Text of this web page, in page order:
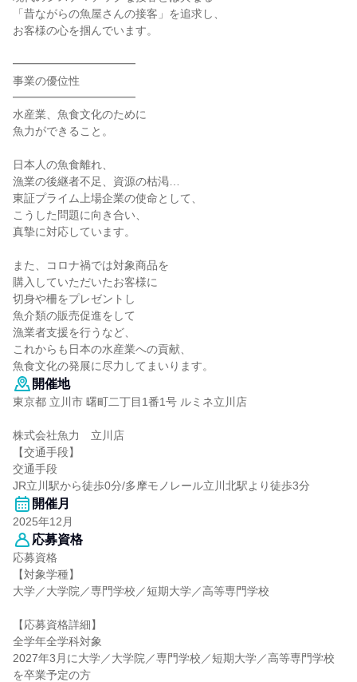
「昔ながらの魚屋さんの接客」を追求し、
お客様の心を掴んでいます。
━━━━━━━━━━━
事業の優位性
━━━━━━━━━━━
水産業、魚食文化のために
魚力ができること。
日本人の魚食離れ、
漁業の後継者不足、資源の枯渇…
東証プライム上場企業の使命として、
こうした問題に向き合い、
真摯に対応しています。
また、コロナ禍では対象商品を
購入していただいたお客様に
切身や柵をプレゼントし
魚介類の販売促進をして
漁業者支援を行うなど、
これからも日本の水産業への貢献、
魚食文化の発展に尽力してまいります。
開催地
東京都 立川市 曙町二丁目1番1号 ルミネ立川店
株式会社魚力 立川店
【交通手段】
交通手段
JR立川駅から徒歩0分/多摩モノレール立川北駅より徒歩3分
開催月
2025年12月
応募資格
応募資格
【対象学種】
大学／大学院／専門学校／短期大学／高等専門学校
【応募資格詳細】
全学年全学科対象
2027年3月に大学／大学院／専門学校／短期大学／高等専門学校
を卒業予定の方